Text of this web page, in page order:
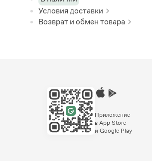
Условия доставки
Возврат и обмен товара
Приложение
в App Store
и Google Play